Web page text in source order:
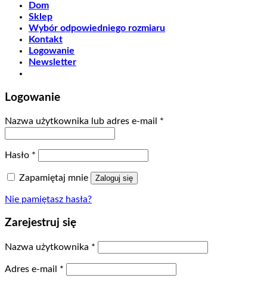
Dom
Sklep
Wybór odpowiedniego rozmiaru
Kontakt
Logowanie
Newsletter
Logowanie
Nazwa użytkownika lub adres e-mail *
Hasło *
Zapamiętaj mnie Zaloguj się
Nie pamiętasz hasła?
Zarejestruj się
Nazwa użytkownika *
Adres e-mail *